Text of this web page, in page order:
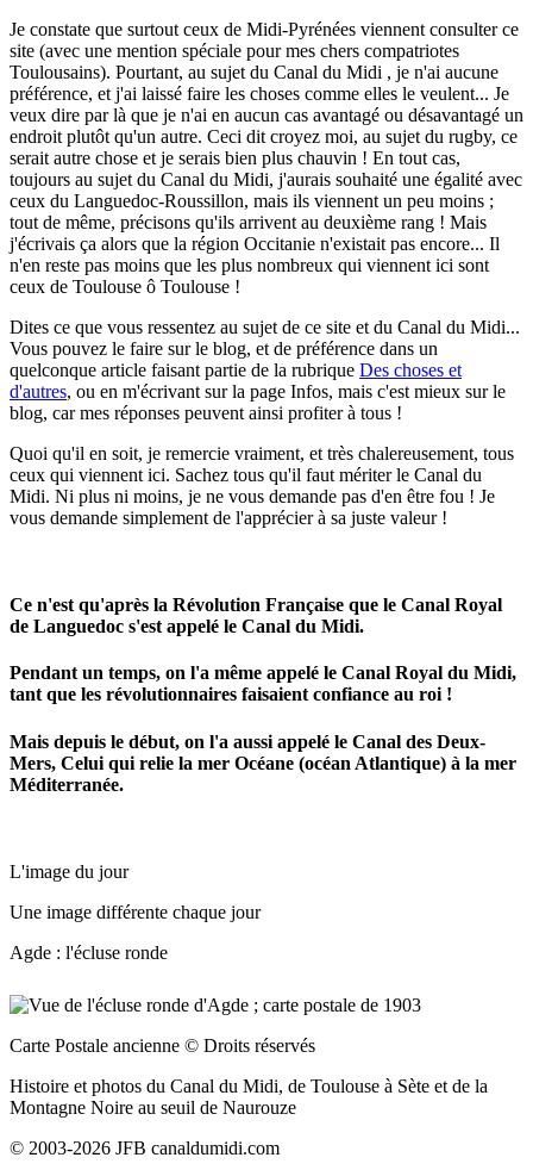
Je constate que surtout ceux de Midi-Pyrénées viennent consulter ce
site (avec une mention spéciale pour mes chers compatriotes
Toulousains). Pourtant, au sujet du Canal du Midi , je n'ai aucune
préférence, et j'ai laissé faire les choses comme elles le veulent... Je
veux dire par là que je n'ai en aucun cas avantagé ou désavantagé un
endroit plutôt qu'un autre. Ceci dit croyez moi, au sujet du rugby, ce
serait autre chose et je serais bien plus chauvin ! En tout cas,
toujours au sujet du Canal du Midi, j'aurais souhaité une égalité avec
ceux du Languedoc-Roussillon, mais ils viennent un peu moins ;
tout de même, précisons qu'ils arrivent au deuxième rang ! Mais
j'écrivais ça alors que la région Occitanie n'existait pas encore... Il
n'en reste pas moins que les plus nombreux qui viennent ici sont
ceux de Toulouse ô Toulouse !
Dites ce que vous ressentez au sujet de ce site et du Canal du Midi...
Vous pouvez le faire sur le blog, et de préférence dans un
quelconque article faisant partie de la rubrique Des choses et
d'autres, ou en m'écrivant sur la page Infos, mais c'est mieux sur le
blog, car mes réponses peuvent ainsi profiter à tous !
Quoi qu'il en soit, je remercie vraiment, et très chalereusement, tous
ceux qui viennent ici. Sachez tous qu'il faut mériter le Canal du
Midi. Ni plus ni moins, je ne vous demande pas d'en être fou ! Je
vous demande simplement de l'apprécier à sa juste valeur !
Ce n'est qu'après la Révolution Française que le Canal Royal
de Languedoc s'est appelé le Canal du Midi.
Pendant un temps, on l'a même appelé le Canal Royal du Midi,
tant que les révolutionnaires faisaient confiance au roi !
Mais depuis le début, on l'a aussi appelé le Canal des Deux-
Mers, Celui qui relie la mer Océane (océan Atlantique) à la mer
Méditerranée.
L'image du jour
Une image différente chaque jour
Agde : l'écluse ronde
Carte Postale ancienne © Droits réservés
Histoire et photos du Canal du Midi, de Toulouse à Sète et de la
Montagne Noire au seuil de Naurouze
© 2003-2026 JFB canaldumidi.com